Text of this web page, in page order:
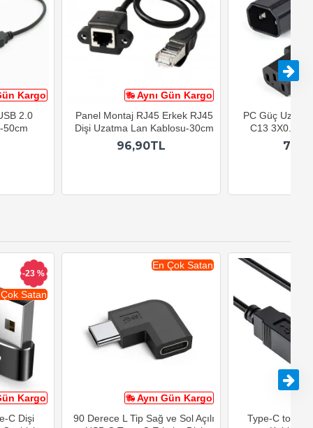
Kargo
2.0
50cm
Aynı Gün Kargo
Panel Montaj RJ45 Erkek RJ45
Dişi Uzatma Lan Kablosu-30cm
96,90TL
PC Güç
C13
Kargo
Satan
-23 %
C Dişi
Aynı Gün Kargo
En Çok Satan
90 Derece L Tip Sağ ve Sol Açılı
Type-C to